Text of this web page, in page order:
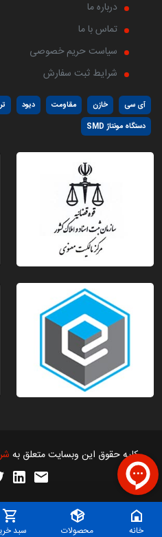
درباره ما
تماس با ما
سیاست حریم خصوصی
شرایط ثبت سفارش
آی سی خازن مقاومت دیود
دستگاه مونتاژ SMD
کلیه حقوق این وبسایت متعلق به
خانه محصولات سبد